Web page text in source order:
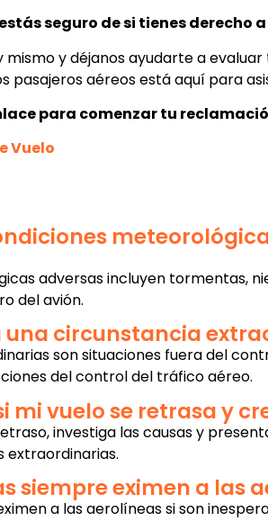
seguro de si tienes derecho
y déjanos ayudarte a
pasajeros aéreos está aquí para
para comenzar tu
Vuelo
adversas incluyen tormentas,
del avión.
una circunstancia
son situaciones fuera del
del control del tráfico aéreo.
mi vuelo se retrasa y
investiga las causas y
extraordinarias.
siempre eximen a las
a las aerolíneas si son